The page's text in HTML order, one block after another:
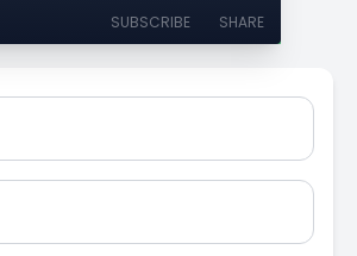
SUBSCRIBE SHARE